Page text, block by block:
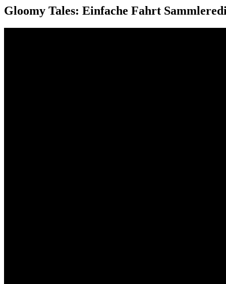
Gloomy Tales: Einfache Fahrt